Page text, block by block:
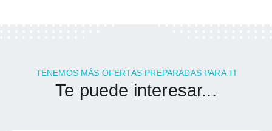
TENEMOS MÁS OFERTAS PREPARADAS PARA TI
Te puede interesar...